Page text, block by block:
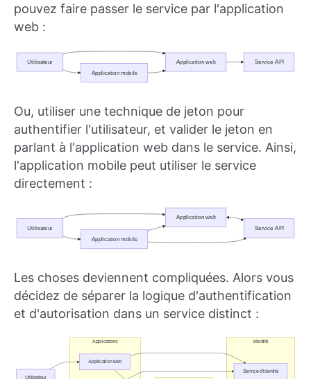
pouvez faire passer le service par l'application
web :
Ou, utiliser une technique de jeton pour
authentifier l'utilisateur, et valider le jeton en
parlant à l'application web dans le service. Ainsi,
l'application mobile peut utiliser le service
directement :
Les choses deviennent compliquées. Alors vous
décidez de séparer la logique d'authentification
et d'autorisation dans un service distinct :